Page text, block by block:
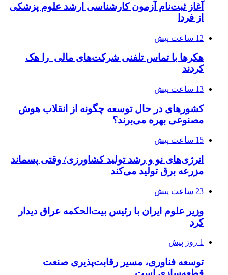
آغاز ثبت‌نام‌ آزمون کارشناسی ارشد علوم پزشکی
از فردا
12 ساعت پیش
هکرها با تماس تلفنی شرکت‌های مالی را هک
کردند
13 ساعت پیش
کشورهای در حال توسعه چگونه از انقلاب هوش
مصنوعی بهره می‌برند؟
15 ساعت پیش
انرژی‌های نو و رشد تولید کشاورزی/ وقتی پسماند
مزرعه‌ برق تولید می‌کند
23 ساعت پیش
وزیر علوم ایران با رئیس بیت‌الحکمه عراق دیدار
کرد
1 روز پیش
توسعه فناوری، مسیر رقابت‌پذیری صنعت